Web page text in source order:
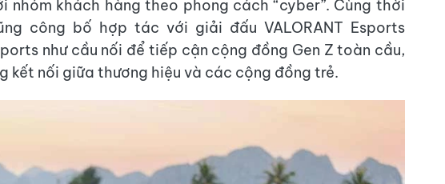
nhóm khách hàng theo phong cách “cyber”. Cùng thời
công bố hợp tác với giải đấu VALORANT Esports
như cầu nối để tiếp cận cộng đồng Gen Z toàn cầu,
kết nối giữa thương hiệu và các cộng đồng trẻ.